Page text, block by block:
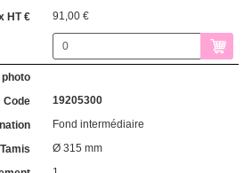
91,00 €
19205300
Fond intermédiaire
Ø 315 mm